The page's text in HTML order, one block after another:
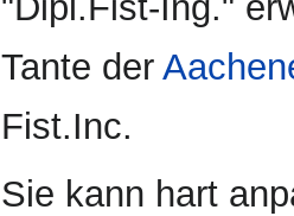
Tante der
Fist.Inc.
Sie kann hart